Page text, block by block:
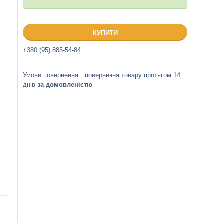
КУПИТИ
+380 (95) 885-54-84
повернення товару протягом 14
днів за домовленістю